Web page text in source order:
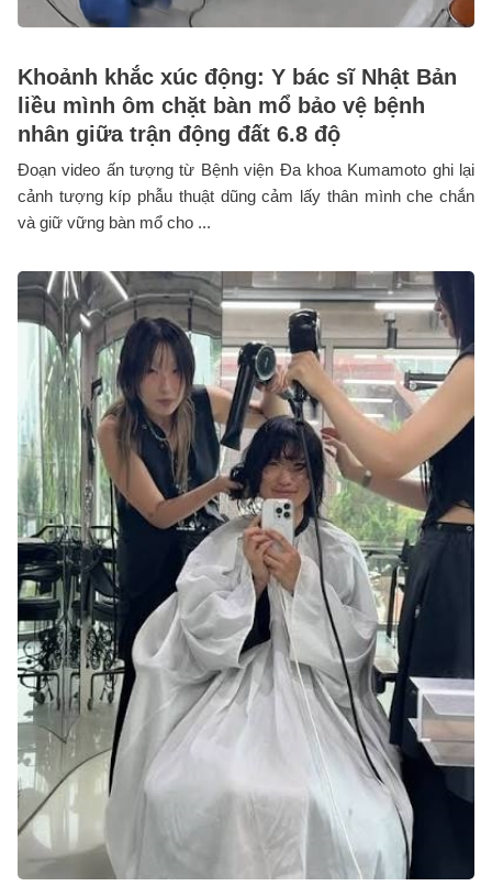
Khoảnh khắc xúc động: Y bác sĩ Nhật Bản
liều mình ôm chặt bàn mổ bảo vệ bệnh
nhân giữa trận động đất 6.8 độ
Đoạn video ấn tượng từ Bệnh viện Đa khoa Kumamoto ghi lại
cảnh tượng kíp phẫu thuật dũng cảm lấy thân mình che chắn
và giữ vững bàn mổ cho ...